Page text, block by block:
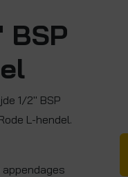
1/2" BSP
L-hendel.